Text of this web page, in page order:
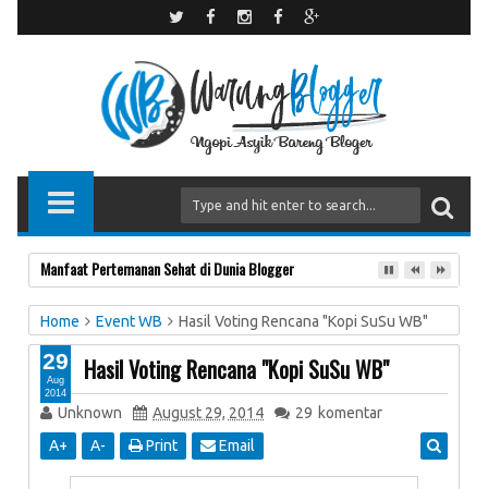
Resolusi Wajib Kalian di Tahun Ini
Home Event WB Hasil Voting Rencana "Kopi SuSu WB"
Hasil Voting Rencana "Kopi SuSu WB"
Unknown August 29, 2014 29 komentar
A+ A- Print Email
29
Aug
2014